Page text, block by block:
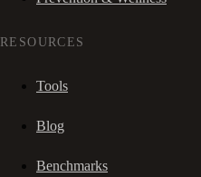
RESOURCES
Tools
Blog
Benchmarks